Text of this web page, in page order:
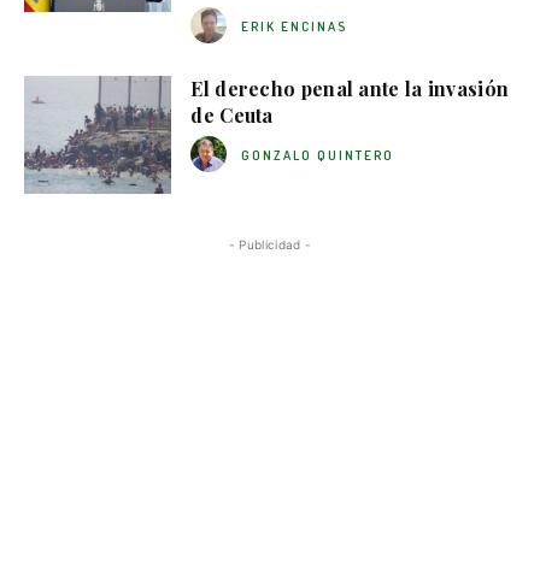
ERIK ENCINAS
El derecho penal ante la invasión
de Ceuta
GONZALO QUINTERO
- Publicidad -